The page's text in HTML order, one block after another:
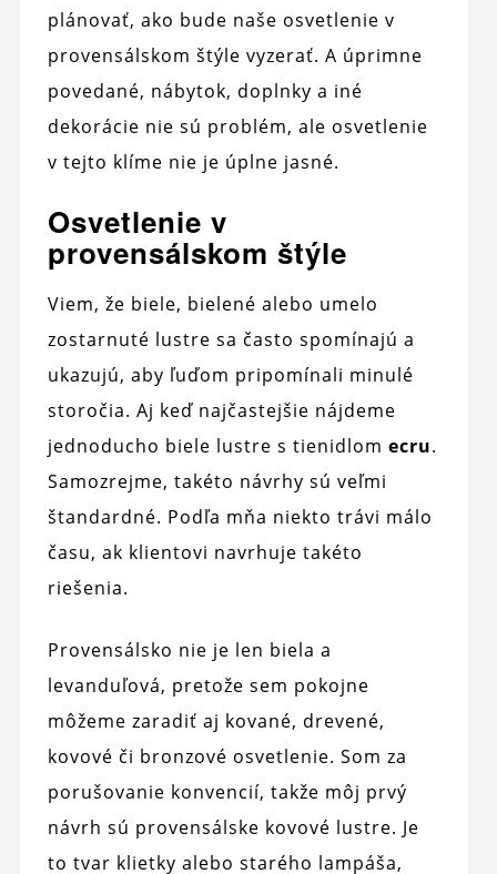
plánovať, ako bude naše osvetlenie v
provensálskom štýle vyzerať. A úprimne
povedané, nábytok, doplnky a iné
dekorácie nie sú problém, ale osvetlenie
v tejto klíme nie je úplne jasné.
Osvetlenie v
provensálskom štýle
Viem, že biele, bielené alebo umelo
zostarnuté lustre sa často spomínajú a
ukazujú, aby ľuďom pripomínali minulé
storočia. Aj keď najčastejšie nájdeme
jednoducho biele lustre s tienidlom ecru.
Samozrejme, takéto návrhy sú veľmi
štandardné. Podľa mňa niekto trávi málo
času, ak klientovi navrhuje takéto
riešenia.
Provensálsko nie je len biela a
levanduľová, pretože sem pokojne
môžeme zaradiť aj kované, drevené,
kovové či bronzové osvetlenie. Som za
porušovanie konvencií, takže môj prvý
návrh sú provensálske kovové lustre. Je
to tvar klietky alebo starého lampáša,